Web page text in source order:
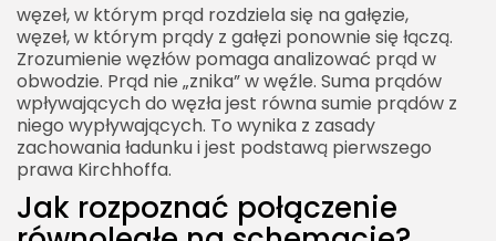
węzeł, w którym prąd rozdziela się na gałęzie,
węzeł, w którym prądy z gałęzi ponownie się łączą.
Zrozumienie węzłów pomaga analizować prąd w
obwodzie. Prąd nie „znika” w węźle. Suma prądów
wpływających do węzła jest równa sumie prądów z
niego wypływających. To wynika z zasady
zachowania ładunku i jest podstawą pierwszego
prawa Kirchhoffa.
Jak rozpoznać połączenie
Zadanie 3 Prądy w gałęziach
Zadanie 4 Moc w połączeniu równoległym
Zadanie 5 Kondensatory połączone
równolegle
Najczęstsze błędy przy analizie połączenia
równoległego
Błąd 1 Mylenie napięcia i prądu